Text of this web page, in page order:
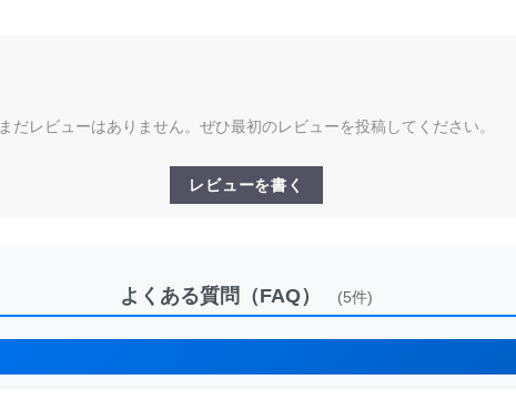
まだレビューはありません。ぜひ最初のレビューを投稿してください。
レビューを書く
よくある質問（FAQ） (5件)